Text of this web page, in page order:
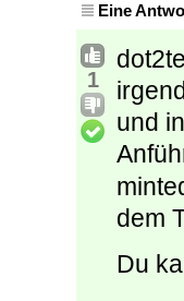
Eine
1
und
dem
Du